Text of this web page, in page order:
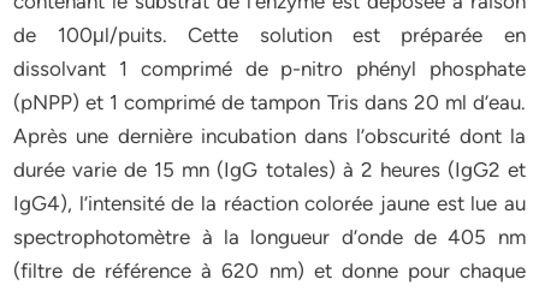
de 100μl/puits. Cette solution est préparée en
dissolvant 1 comprimé de p-nitro phényl phosphate
(pNPP) et 1 comprimé de tampon Tris dans 20 ml d’eau.
Après une dernière incubation dans l’obscurité dont la
durée varie de 15 mn (IgG totales) à 2 heures (IgG2 et
IgG4), l’intensité de la réaction colorée jaune est lue au
spectrophotomètre à la longueur d’onde de 405 nm
(filtre de référence à 620 nm) et donne pour chaque